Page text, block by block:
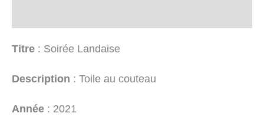
Titre : Soirée Landaise
Description : Toile au couteau
Année : 2021